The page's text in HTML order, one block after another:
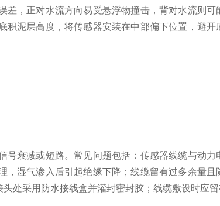
，正对水流方向易受悬浮物撞击，背对水流则
泥层高度，将传感器安装在中部偏下位置，避
减或短路。常见问题包括：传感器线缆与动力
湿气渗入后引起绝缘下降；线缆留有过多余量
处采用防水接线盒并灌封密封胶；线缆敷设时应